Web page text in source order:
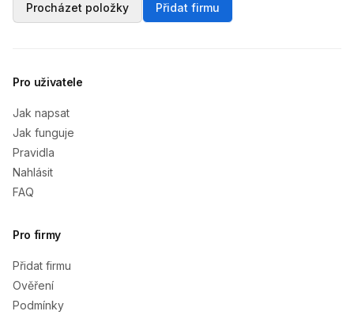
Procházet položky
Přidat firmu
Pro uživatele
Jak napsat
Jak funguje
Pravidla
Nahlásit
FAQ
Pro firmy
Přidat firmu
Ověření
Podmínky